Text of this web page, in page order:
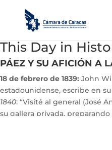
This Day in
PÁEZ Y SU AFICIÓN A
18 de febrero de 1839: John
estadounidense, escribe en su
1840: “Visité al general (José
su gallera privada,